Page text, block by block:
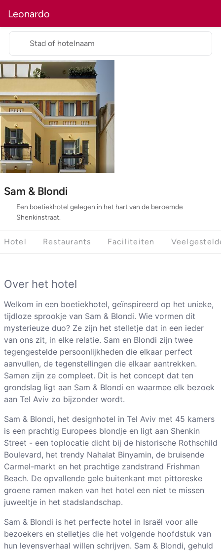
Leonardo
Sam & Blondi
Een boetiekhotel gelegen in het hart van de beroemde
Shenkinstraat.
Stad of hotelnaam
Hotel Restaurants Faciliteiten
Over het hotel
Welkom in een boetiekhotel, geïnspireerd op het unieke,
tijdloze sprookje van Sam & Blondi. Wie vormen dit
mysterieuze duo? Ze zijn het stelletje dat in een ieder
van ons zit, in elke relatie. Sam en Blondi zijn twee
tegengestelde persoonlijkheden die elkaar perfect
aanvullen, de tegenstellingen die elkaar aantrekken.
Samen zijn ze compleet. Dit is het concept dat ten
grondslag ligt aan Sam & Blondi en waarmee elk bezoek
aan Tel Aviv zo bijzonder wordt.
Sam & Blondi, het designhotel in Tel Aviv met 45 kamers
is een prachtig Europees blondje en ligt aan Shenkin
Street - een toplocatie dicht bij de historische Rothschild
Boulevard, het trendy Nahalat Binyamin, de bruisende
Carmel-markt en het prachtige zandstrand Frishman
Beach. De opvallende gele buitenkant met pittoreske
groene ramen maken van het hotel een niet te missen
juweeltje in het stadslandschap.
Sam & Blondi is het perfecte hotel in Israël voor alle
bezoekers en stelletjes die het volgende hoofdstuk van
hun levensverhaal willen schrijven. Sam & Blondi, gehuld